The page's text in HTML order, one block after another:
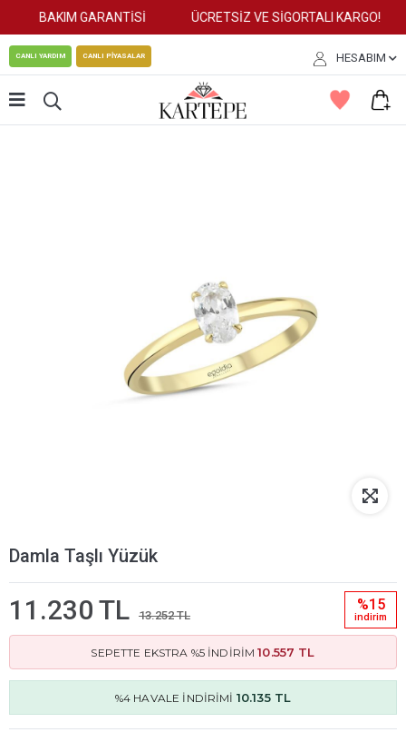
BAKIM GARANTİSİ ÜCRETSİZ VE SİGORTALI KARGO!
CANLI YARDIM CANLI PİYASALAR HESABIM
Damla Taşlı Yüzük
11.230 TL 13.252 TL
%15
i̇ndi̇ri̇m
SEPETTE EKSTRA %5 İNDİRİM10.557 TL
%4 HAVALE İNDİRİMİ 10.135 TL